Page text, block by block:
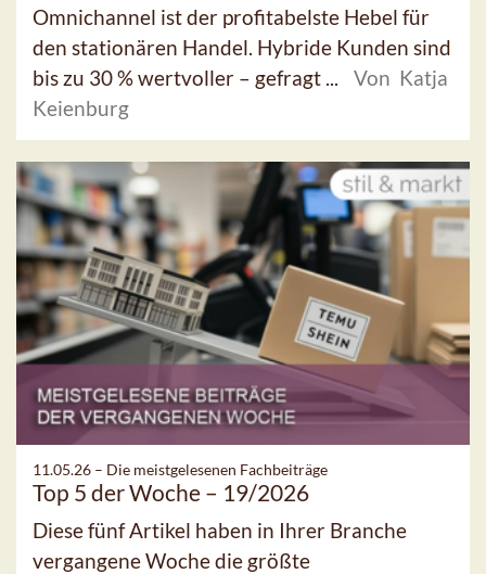
Omnichannel ist der profitabelste Hebel für
den stationären Handel. Hybride Kunden sind
bis zu 30 % wertvoller – gefragt ...
Von Katja
Keienburg
11.05.26 – Die meistgelesenen Fachbeiträge
Top 5 der Woche – 19/2026
Diese fünf Artikel haben in Ihrer Branche
vergangene Woche die größte